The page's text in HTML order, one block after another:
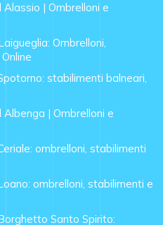
| Ombrelloni e
Ombrelloni,
stabilimenti balneari,
| Ombrelloni e
ombrelloni, stabilimenti
ombrelloni, stabilimenti e
Santo Spirito: